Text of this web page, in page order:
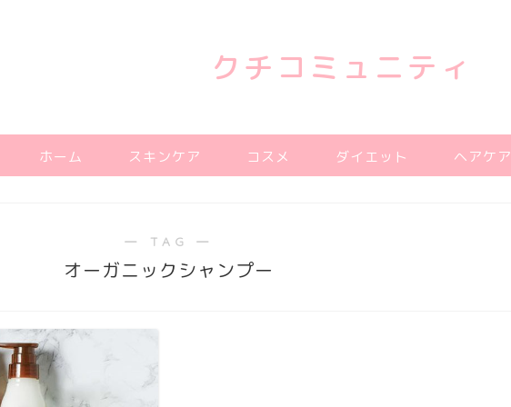
クチコミュニティ
ホーム スキンケア コスメ ダイエット ヘアケア
― TAG ―
オーガニックシャンプー